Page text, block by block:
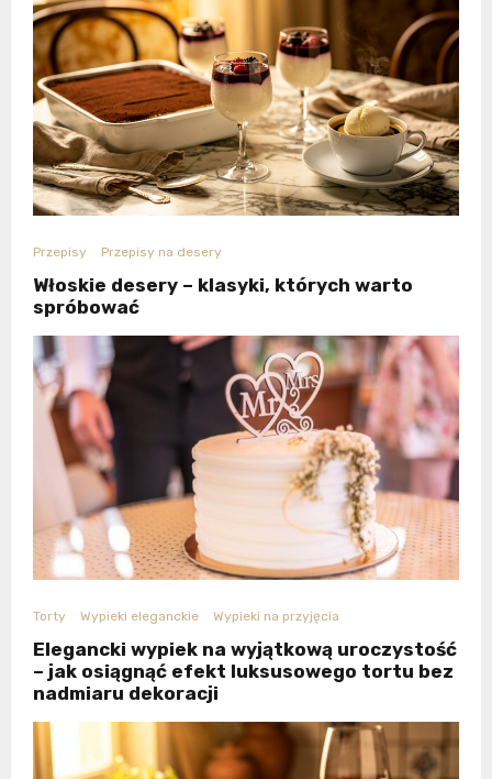
Przepisy Przepisy na desery
Włoskie desery – klasyki, których warto
spróbować
Torty Wypieki eleganckie Wypieki na przyjęcia
Elegancki wypiek na wyjątkową uroczystość
– jak osiągnąć efekt luksusowego tortu bez
nadmiaru dekoracji